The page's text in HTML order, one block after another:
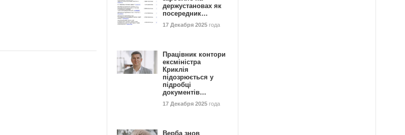
держустановах як
посередник…
17 Декабря 2025 года
Працівник контори
ексміністра
Криклія
підозрюється у
підробці
документів…
17 Декабря 2025 года
Верба знов